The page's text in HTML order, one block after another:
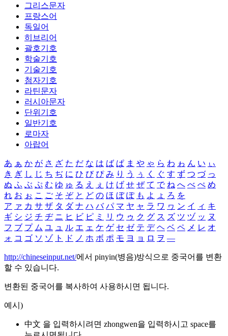
그리스문자
프랑스어
독일어
히브리어
괄호기호
학술기호
기술기호
첨자기호
라틴문자
러시아문자
단위기호
일반기호
로마자
아랍어
あ ぁ か が さ ざ た だ な は ば ぱ ま や ゃ ら わ ゎ ん い ぃ
き ぎ し じ ち ぢ に ひ び ぴ み り う ぅ く ぐ す ず つ づ っ
ぬ ふ ぶ ぷ む ゆ ゅ る え ぇ け げ せ ぜ て で ね へ べ ぺ め
れ お ぉ こ ご そ ぞ と ど の ほ ぼ ぽ も よ ょ ろ を
ア ァ カ サ ザ タ ダ ナ ハ バ パ マ ヤ ャ ラ ワ ヮ ン イ ィ キ
ギ シ ジ チ ヂ ニ ヒ ビ ピ ミ リ ウ ゥ ク グ ス ズ ツ ヅ ッ ヌ
フ ブ プ ム ユ ュ ル エ ェ ケ ゲ セ ゼ テ デ ヘ ベ ペ メ レ オ
ォ コ ゴ ソ ゾ ト ド ノ ホ ボ ポ モ ヨ ョ ロ ヲ ―
http://chineseinput.net/에서 pinyin(병음)방식으로 중국어를 변환
할 수 있습니다.
변환된 중국어를 복사하여 사용하시면 됩니다.
예시)
中文 을 입력하시려면 zhongwen을 입력하시고 space를